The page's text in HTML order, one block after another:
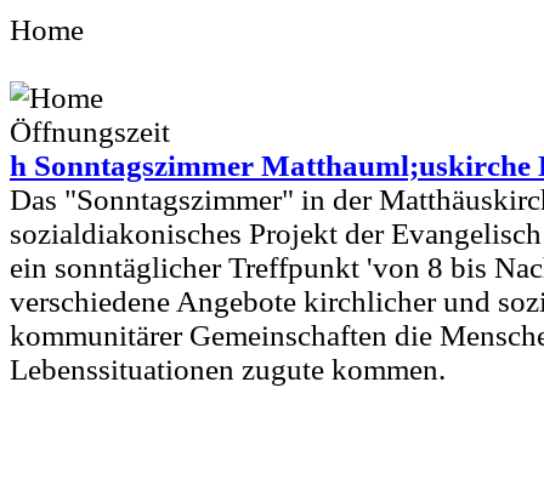
Home
h Sonntagszimmer Matthauml;uskirche
Das "Sonntagszimmer" in der
sozialdiakonisches Projekt der
ein sonntäglicher Treffpunkt 'von 8 bis
verschiedene Angebote kirchlicher und
kommunitärer Gemeinschaften die
Lebenssituationen zugute kommen.